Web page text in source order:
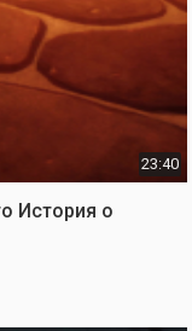
23:40
История о